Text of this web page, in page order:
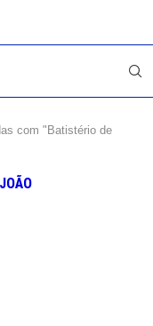
com "Batistério de